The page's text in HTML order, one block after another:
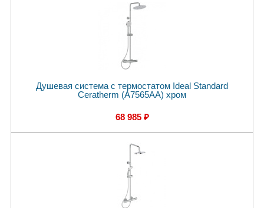
Душевая система с термостатом Ideal Standard
Ceratherm (A7565AA) хром
68 985 ₽